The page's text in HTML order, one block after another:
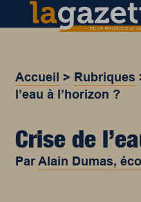
Accueil > Rubriques
l’eau à l’horizon ?
Crise de
ParAlain Dumas,